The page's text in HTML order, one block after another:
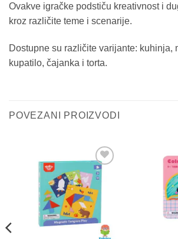
Ovakve igračke podstiču kreativnost i
kroz različite teme i scenarije.
Dostupne su različite varijante: kuhinja,
kupatilo, čajanka i torta.
POVEZANI PROIZVODI
Sačuvaj
proizvod